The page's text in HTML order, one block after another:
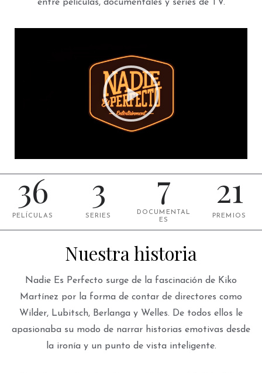
entre películas, documentales y series de TV.
36
PELÍCULAS
3
SERIES
7
DOCUMENTAL
ES
21
PREMIOS
Nuestra historia
Nadie Es Perfecto surge de la fascinación de Kiko
Martínez por la forma de contar de directores como
Wilder, Lubitsch, Berlanga y Welles. De todos ellos le
apasionaba su modo de narrar historias emotivas desde
la ironía y un punto de vista inteligente.